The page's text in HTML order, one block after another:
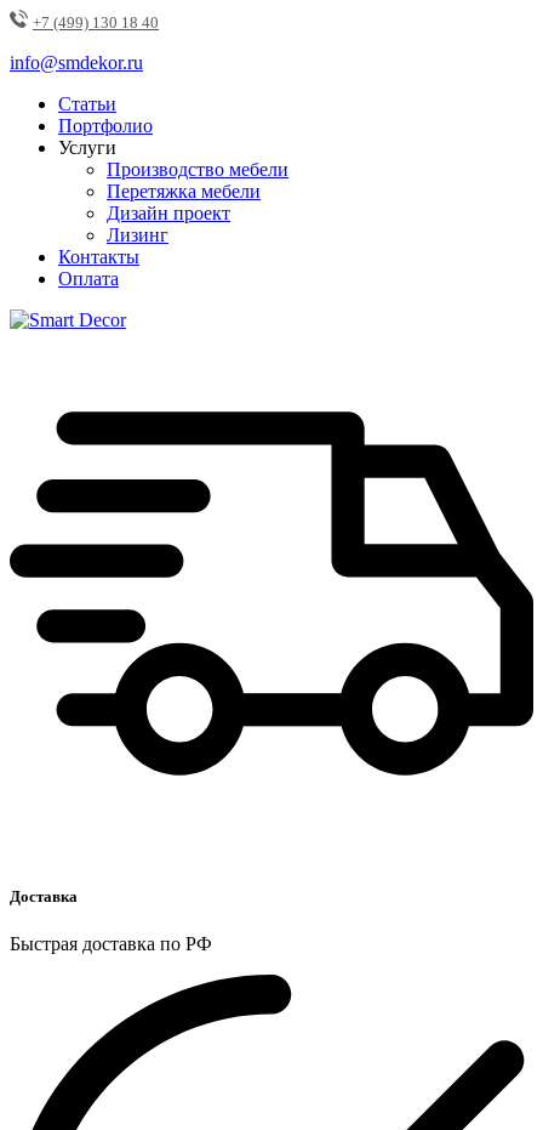
+7 (499) 130 18 40
info@smdekor.ru
Статьи
Портфолио
Услуги
Производство мебели
Перетяжка мебели
Дизайн проект
Лизинг
Контакты
Оплата
Доставка
Быстрая доставка по РФ